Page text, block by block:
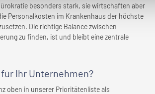
besonders stark, sie wirtschaften aber
Personalkosten im Krankenhaus der höchste
Die richtige Balance zwischen
zu finden, ist und bleibt eine zentrale
für Ihr Unternehmen?
oben in unserer Prioritätenliste als